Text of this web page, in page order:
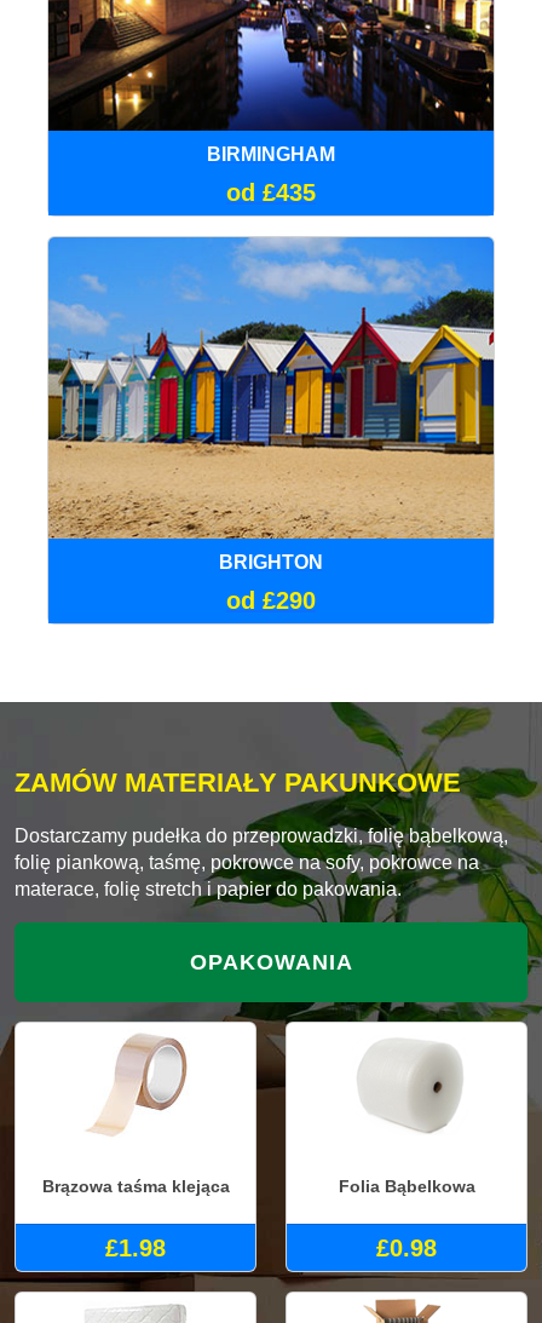
BIRMINGHAM
od £435
BRIGHTON
od £290
ZAMÓW MATERIAŁY PAKUNKOWE
Dostarczamy pudełka do przeprowadzki, folię bąbelkową,
folię piankową, taśmę, pokrowce na sofy, pokrowce na
materace, folię stretch i papier do pakowania.
OPAKOWANIA
Brązowa taśma klejąca
£1.98
Folia Bąbelkowa
£0.98